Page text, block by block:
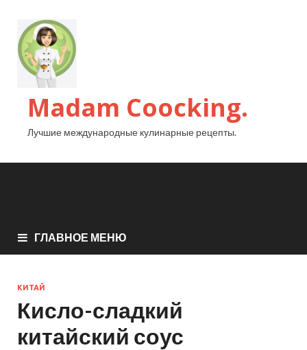
Madam Coocking.
Лучшие международные кулинарные рецепты.
ГЛАВНОЕ МЕНЮ
КИТАЙ
Кисло-сладкий
китайский соус